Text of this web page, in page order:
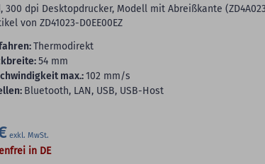
300 dpi Desktopdrucker, Modell mit Abreißkante
von ZD41023-D0EE00EZ
Thermodirekt
54 mm
max.:102 mm/s
Bluetooth, LAN, USB, USB-Host
in DE